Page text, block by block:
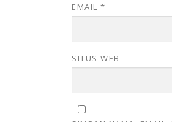
EMAIL *
SITUS WEB